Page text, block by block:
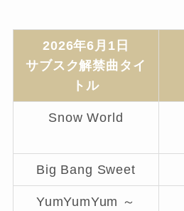
2026年6月1日
サブスク解禁曲タイ
トル
Snow World
Big Bang Sweet
YumYumYum ～